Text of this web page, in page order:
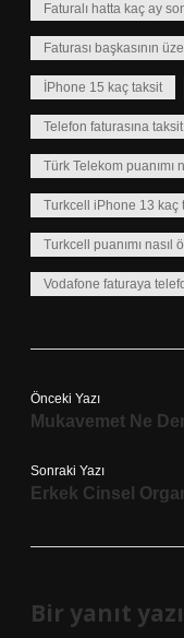
Faturalı hatta kaç ay
Faturası başkasının
İPhone 15 kaç taksit
Telefon faturasına taksit
Türk Telekom puanımı
Turkcell iPhone 13 kaç
Turkcell puanımı nasıl
Vodafone faturaya
Önceki Yazı
Mukavemet Ne
Sonraki Yazı
Erkek Cinsel
Bir yanıt